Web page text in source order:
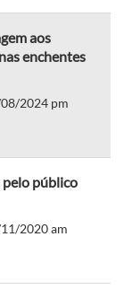
aos
enchentes
2024 pm
pelo público
2020 am